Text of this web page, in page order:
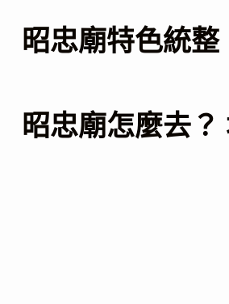
昭忠廟特色統整
昭忠廟怎麼去？